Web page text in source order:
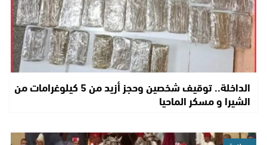
الداخلة.. توقيف شخصين وحجز أزيد من 5 كيلوغرامات من
الشيرا و مسكر الماحيا